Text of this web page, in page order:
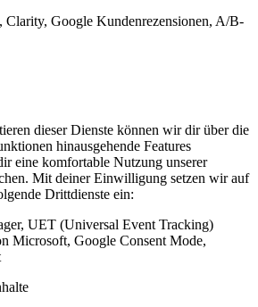
Clarity, Google Kundenrezensionen, A/B-
dieser Dienste können wir dir über die
hinausgehende Features
eine komfortable Nutzung unserer
Mit deiner Einwilligung setzen wir auf
Drittdienste ein:
UET (Universal Event Tracking)
Microsoft, Google Consent Mode,